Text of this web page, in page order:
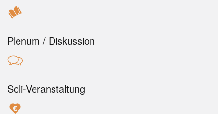
Plenum / Diskussion
Soli-Veranstaltung